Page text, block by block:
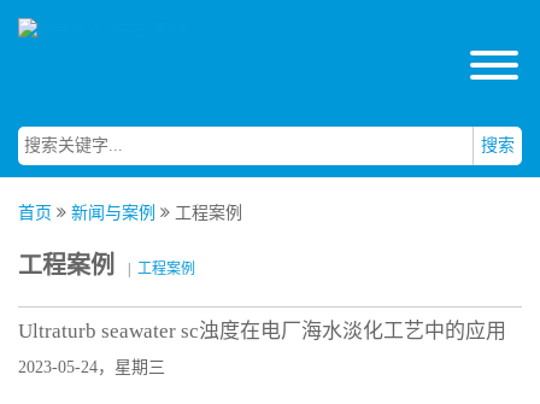
搜索
首页 新闻与案例 工程案例
工程案例 工程案例
Ultraturb seawater sc浊度在电厂海水淡化工艺中的应用
2023-05-24，星期三